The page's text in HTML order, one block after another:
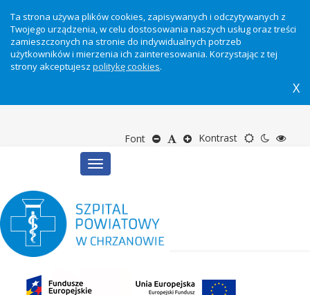
Ta strona używa plików cookies, zapisywanych i odczytywanych z
Twojego urządzenia, w celu dostosowania naszych usług oraz treści
zamieszczonych na stronie do indywidualnych potrzeb
użytkowników i mierzenia ich zainteresowania. Korzystając z tej
strony akceptujesz politykę cookies.
X
Kontrast Motyw
TrybTryb
Font ZmniejszDomyślny
Zwiększ
Toggle
navigation